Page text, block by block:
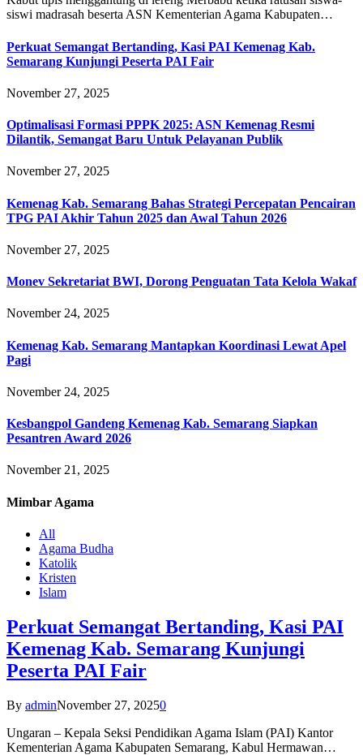
siswi madrasah beserta ASN Kementerian Agama Kabupaten…
Perkuat Semangat Bertanding, Kasi PAI Kemenag Kab.
Semarang Kunjungi Peserta PAI Fair
November 27, 2025
Optimalisasi Formasi PPPK 2025: ASN Kemenag Resmi
Dilantik, Semangat Baru Untuk Pelayanan Publik
November 27, 2025
Kemenag Kab. Semarang Bahas Strategi Percepatan Pencairan
TPG PAI Akhir Tahun 2025 dan Awal Tahun 2026
November 27, 2025
Monev Sekretariat BWI, Dorong Penguatan Tata Kelola Wakaf
November 24, 2025
Kemenag Kab. Semarang Mantapkan Koordinasi Lewat Apel
Pagi
November 24, 2025
Kesbangpol Gandeng Kemenag Kab. Semarang Siapkan
Pesantren Award 2026
November 21, 2025
Mimbar Agama
All
Agama Budha
Katolik
Kristen
Islam
Perkuat Semangat Bertanding, Kasi PAI
Kemenag Kab. Semarang Kunjungi
Peserta PAI Fair
By adminNovember 27, 20250
Ungaran – Kepala Seksi Pendidikan Agama Islam (PAI) Kantor
Kementerian Agama Kabupaten Semarang, Kabul Hermawan…